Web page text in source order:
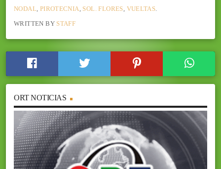
NODAL PIROTECNIA SOL. FLORES VUELTAS
WRITTEN BY STAFF
ORT NOTICIAS